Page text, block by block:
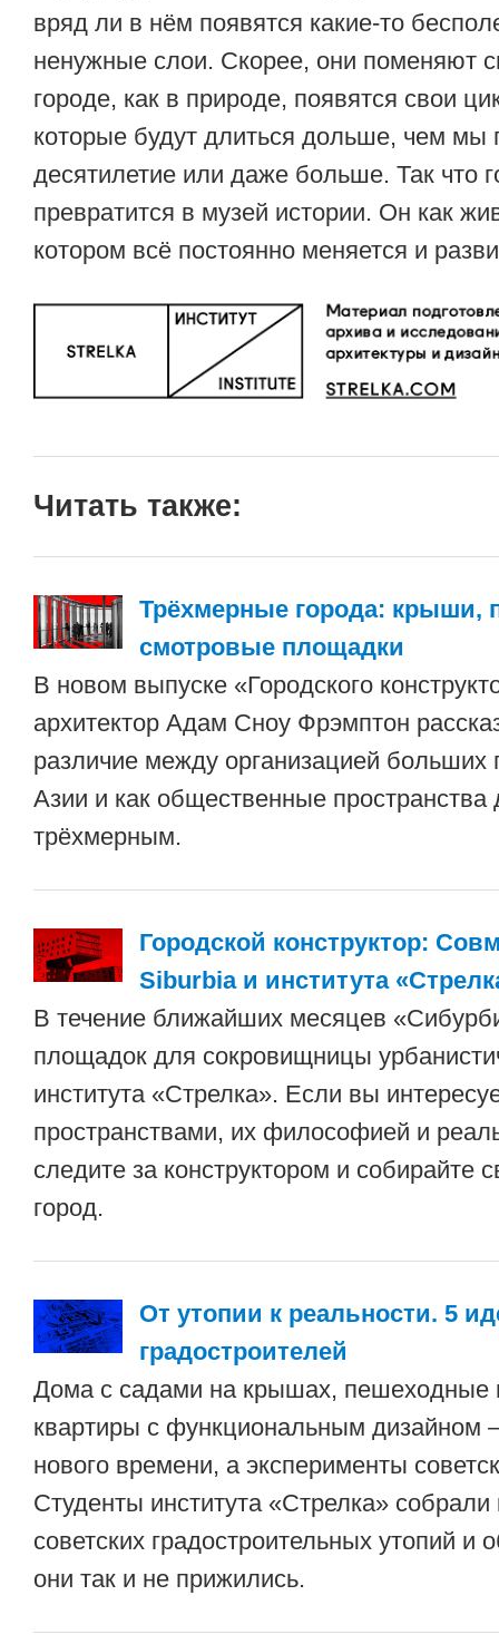
вряд ли в нём появятся какие-то
ненужные слои. Скорее, они поменяют
городе, как в природе, появятся свои
которые будут длиться дольше, чем мы
десятилетие или даже больше. Так что
превратится в музей истории. Он как
котором всё постоянно меняется и
Читать также:
Трёхмерные города: крыши,
смотровые площадки
В новом выпуске «Городского
архитектор Адам Сноу Фрэмптон
различие между организацией больших
Азии и как общественные пространства
трёхмерным.
Городской конструктор:
Siburbia и института
В течение ближайших месяцев
площадок для сокровищницы
института «Стрелка». Если вы
пространствами, их философией и
следите за конструктором и собирайте
город.
От утопии к реальности. 5
градостроителей
Дома с садами на крышах, пешеходные
квартиры с функциональным дизайном
нового времени, а эксперименты
Студенты института «Стрелка»
советских градостроительных утопий и
они так и не прижились.